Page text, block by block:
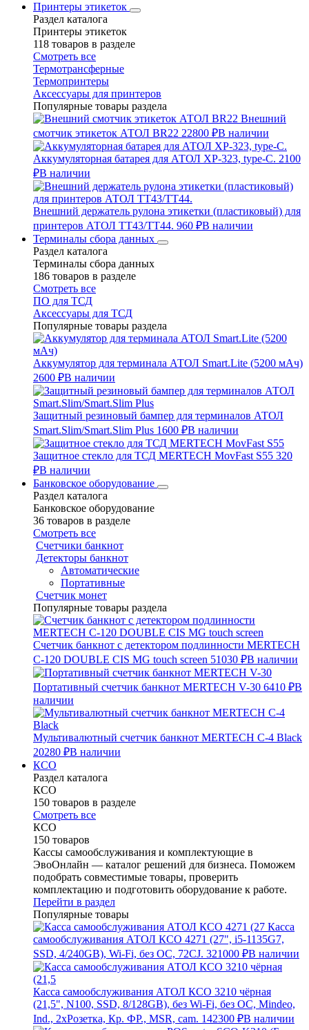
Принтеры этикеток
Раздел каталога
Принтеры этикеток
118 товаров в разделе
Смотреть все
Термотрансферные
Термопринтеры
Аксессуары для принтеров
Популярные товары раздела
Внешний
смотчик этикеток АТОЛ BR22 22800 ₽В наличии
Аккумуляторная батарея для АТОЛ XP-323, type-C. 2100
₽В наличии
Внешний держатель рулона этикетки (пластиковый) для
принтеров АТОЛ TT43/TT44. 960 ₽В наличии
Терминалы сбора данных
Раздел каталога
Терминалы сбора данных
186 товаров в разделе
Смотреть все
ПО для ТСД
Аксессуары для ТСД
Популярные товары раздела
Аккумулятор для терминала АТОЛ Smart.Lite (5200 мАч)
2600 ₽В наличии
Защитный резиновый бампер для терминалов АТОЛ
Smart.Slim/Smart.Slim Plus 1600 ₽В наличии
Защитное стекло для ТСД MERTECH MovFast S55 320
₽В наличии
Банковское оборудование
Раздел каталога
Банковское оборудование
36 товаров в разделе
Смотреть все
Счетчики банкнот
Детекторы банкнот
Автоматические
Портативные
Счетчик монет
Популярные товары раздела
Счетчик банкнот с детектором подлинности MERTECH
C-120 DOUBLE CIS MG touch screen 51030 ₽В наличии
Портативный счетчик банкнот MERTECH V-30 6410 ₽В
наличии
Мультивалютный счетчик банкнот MERTECH C-4 Black
20280 ₽В наличии
КСО
Раздел каталога
КСО
150 товаров в разделе
Смотреть все
КСО
150 товаров
Кассы самообслуживания и комплектующие в
ЭвоОнлайн — каталог решений для бизнеса. Поможем
подобрать совместимые товары, проверить
комплектацию и подготовить оборудование к работе.
Перейти в раздел
Популярные товары
Касса
самообслуживания АТОЛ КСО 4271 (27", i5-1135G7,
SSD, 4/240GB), Wi-Fi, без ОС, 72CJ. 321000 ₽В наличии
Касса самообслуживания АТОЛ КСО 3210 чёрная
(21,5", N100, SSD, 8/128GB), без Wi-Fi, без ОС, Mindeo,
Ind., 2хРозетка, Кр. ФР., MSR, cam. 142300 ₽В наличии